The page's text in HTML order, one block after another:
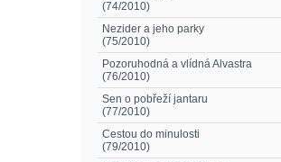
(74/2010)
Nezider a jeho parky
(75/2010)
Pozoruhodná a vlídná Alvastra
(76/2010)
Sen o pobřeží jantaru
(77/2010)
Cestou do minulosti
(79/2010)